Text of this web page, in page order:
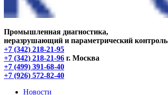
Промышленная диагностика,
неразрушающий и параметрический контроль
+7 (342) 218-21-95
+7 (342) 218-21-96 г. Москва
+7 (499) 391-68-40
+7 (926) 572-82-40
Новости